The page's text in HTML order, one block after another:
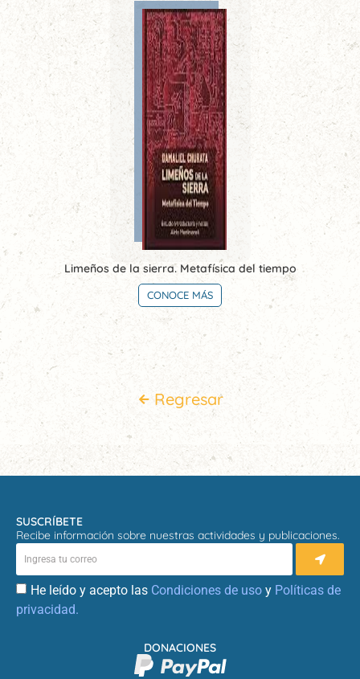
Limeños de la sierra. Metafísica del tiempo
CONOCE MÁS
Regresar
SUSCRÍBETE
Recibe información sobre nuestras actividades y publicaciones.
He leído y acepto las Condiciones de uso y Políticas de
privacidad.
DONACIONES